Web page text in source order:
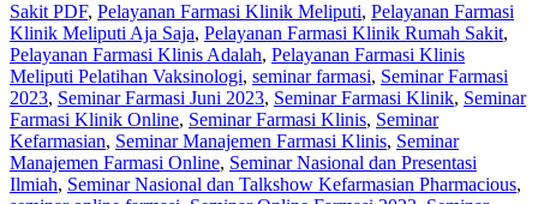
Sakit PDF, Pelayanan Farmasi Klinik Meliputi, Pelayanan Farmasi
Klinik Meliputi Aja Saja, Pelayanan Farmasi Klinik Rumah Sakit,
Pelayanan Farmasi Klinis Adalah, Pelayanan Farmasi Klinis
Meliputi Pelatihan Vaksinologi, seminar farmasi, Seminar Farmasi
2023, Seminar Farmasi Juni 2023, Seminar Farmasi Klinik, Seminar
Farmasi Klinik Online, Seminar Farmasi Klinis, Seminar
Kefarmasian, Seminar Manajemen Farmasi Klinis, Seminar
Manajemen Farmasi Online, Seminar Nasional dan Presentasi
Ilmiah, Seminar Nasional dan Talkshow Kefarmasian Pharmacious,